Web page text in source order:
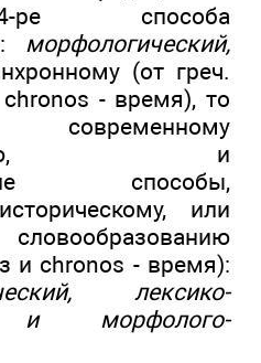
способа
морфологический,
(от греч.
- время), то
и
способы,
или
и chronos - время):
лексико-
и морфолого-